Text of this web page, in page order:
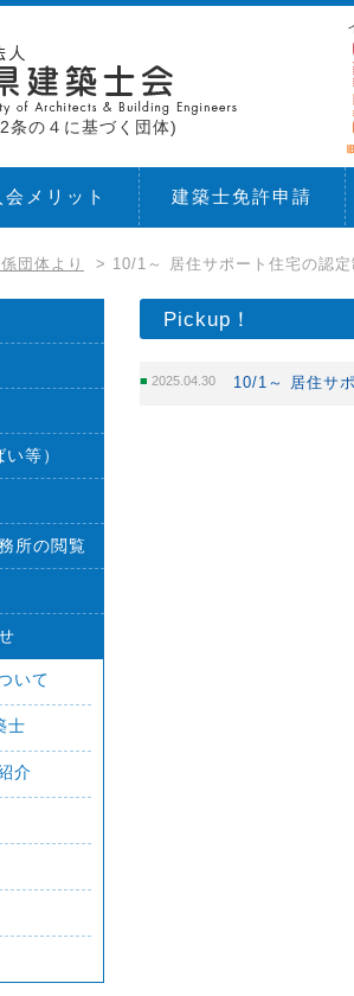
条の４に基づく団体)
会メリット 建築士免許申請
団体より > 10/1～ 居住サポート住宅の認定
Pickup！
2025.04.30 10/1～ 居住サ
等）
所の閲覧
いて
士
介